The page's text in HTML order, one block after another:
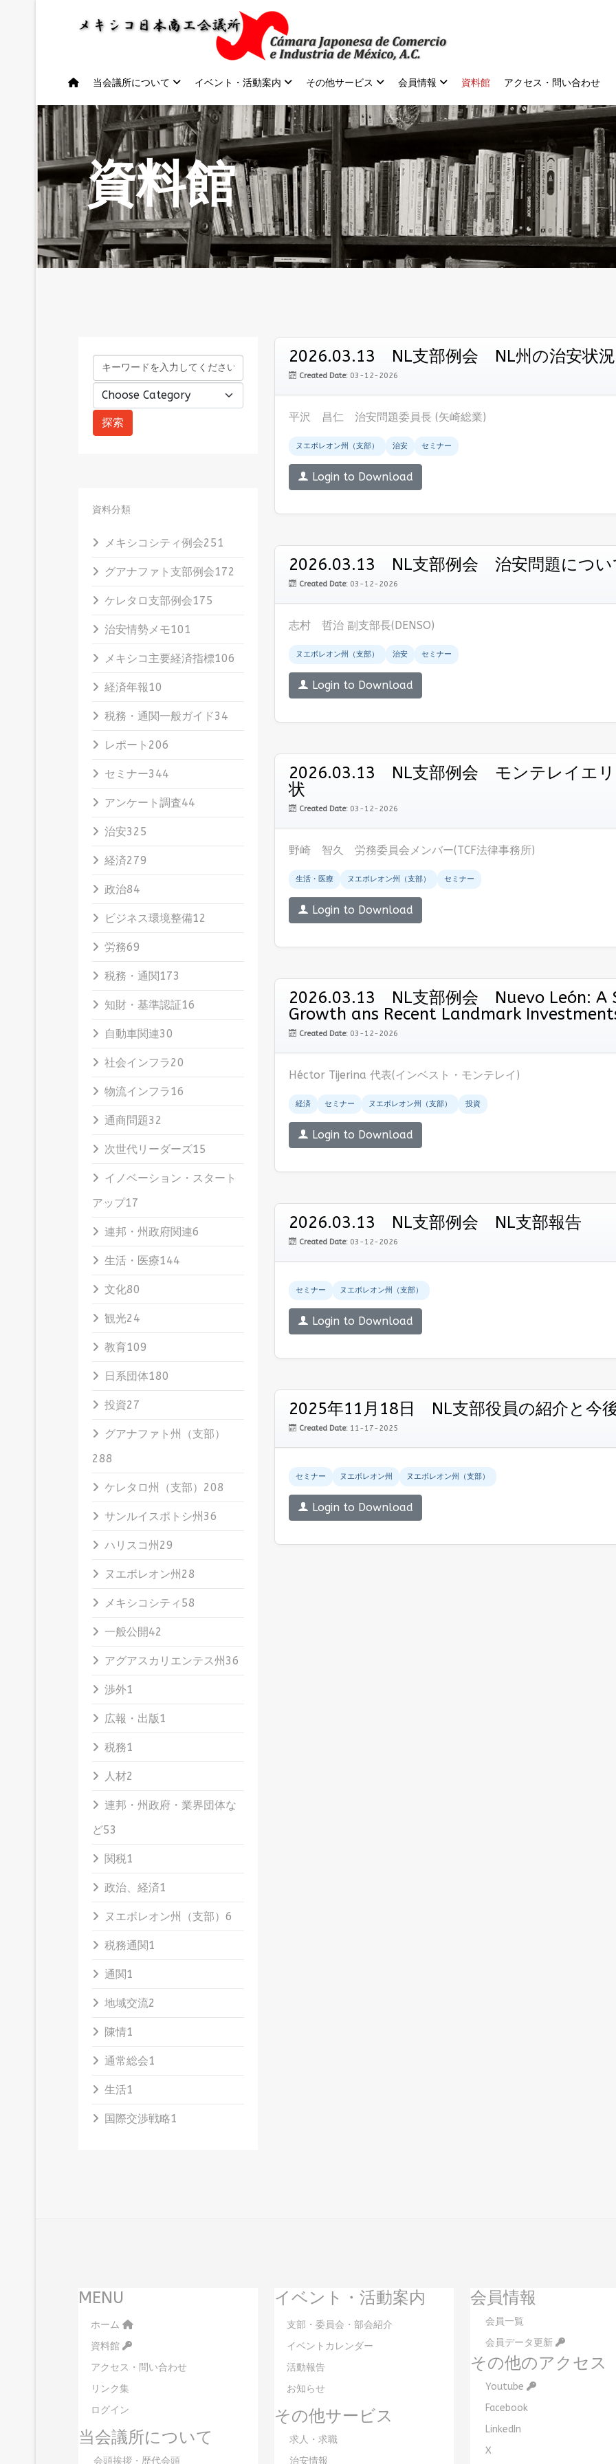
当会議所について イベント・活動案内 その他サービス 会員情報 資料館 アクセス・問い合わせ
資料館
資料分類
メキシコシティ例会251
グアナファト支部例会172
ケレタロ支部例会175
治安情勢メモ101
メキシコ主要経済指標106
経済年報10
税務・通関一般ガイド34
レポート 206
セミナー344
アンケート調査44
治安325
経済279
政治84
ビジネス環境整備12
労務69
税務・通関173
知財・基準認証16
自動車関連30
社会インフラ20
物流インフラ16
通商問題32
次世代リーダーズ15
イノベーション・スタート
アップ17
連邦・州政府関連6
生活・医療144
文化80
観光24
教育109
日系団体180
投資27
グアナファト州（支部）
288
ケレタロ州（支部） 208
サンルイスポトシ州 36
ハリスコ州 29
ヌエボレオン州 28
メキシコシティ 58
一般公開42
アグアスカリエンテス州 36
渉外1
広報・出版1
税務1
人材2
連邦・州政府・業界団体な
ど53
関税1
政治、経済1
ヌエボレオン州（支部） 6
税務通関1
通関1
地域交流2
陳情1
通常総会1
生活1
国際交渉戦略1
2026.03.13 NL支部例会 NL州の治安状況
Created Date: 03-12-2026
平沢 昌仁 治安問題委員長 (矢崎総業)
ヌエボレオン州（支部） 治安 セミナー
Login to Download
2026.03.13 NL支部例会 治安問題につい
Created Date: 03-12-2026
志村 哲治 副支部長(DENSO)
ヌエボレオン州（支部） 治安 セミナー
Login to Download
2026.03.13 NL支部例会 モンテレイエリ
状
Created Date: 03-12-2026
野崎 智久 労務委員会メンバー(TCF法律事務所)
生活・医療 ヌエボレオン州（支部） セミナー
Login to Download
2026.03.13 NL支部例会 Nuevo León: A
Growth ans Recent Landmark
Created Date: 03-12-2026
Héctor Tijerina 代表(インベスト・モンテレイ)
経済 セミナー ヌエボレオン州（支部） 投資
Login to Download
2026.03.13 NL支部例会 NL支部報告
Created Date: 03-12-2026
セミナー ヌエボレオン州（支部）
Login to Download
2025年11月18日 NL支部役員の紹介と今
Created Date: 11-17-2025
セミナー ヌエボレオン州 ヌエボレオン州（支部）
Login to Download
MENU
ホーム
資料館
アクセス・問い合わせ
リンク集
ログイン
当会議所について
会頭挨拶・歴代会頭
イベント・活動案内
支部・委員会・部会紹介
イベントカレンダー
活動報告
お知らせ
その他サービス
求人・求職
治安情報
会員情報
会員一覧
会員データ更新
その他のアクセス
Youtube
Facebook
LinkedIn
X